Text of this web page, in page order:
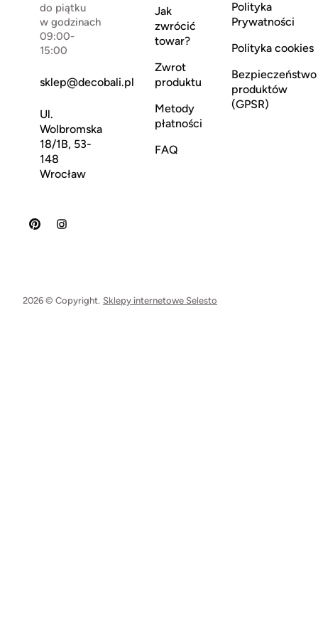
do piątku
w godzinach
09:00-
15:00
sklep@decobali.pl
Ul.
Wolbromska
18/1B, 53-
148
Wrocław
Jak
zwrócić
towar?
Zwrot
produktu
Metody
płatności
FAQ
Polityka
Prywatności
Polityka cookies
Bezpieczeństwo
produktów
(GPSR)
2026 © Copyright. Sklepy internetowe Selesto